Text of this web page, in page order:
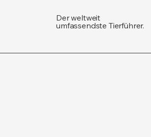
Der weltweit
umfassendste Tierführer.